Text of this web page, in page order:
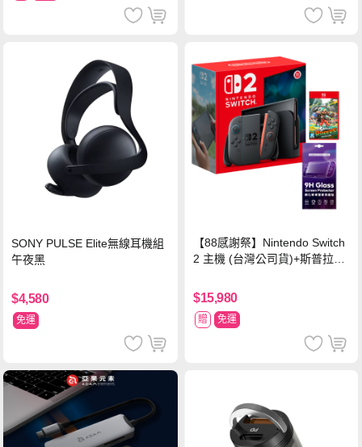
SONY PULSE Elite無線耳機組
午夜黑
$4,580
免運
【88感謝祭】Nintendo Switch
2 主機 (台灣公司貨)+斯普拉遁
$15,980
贈 免運